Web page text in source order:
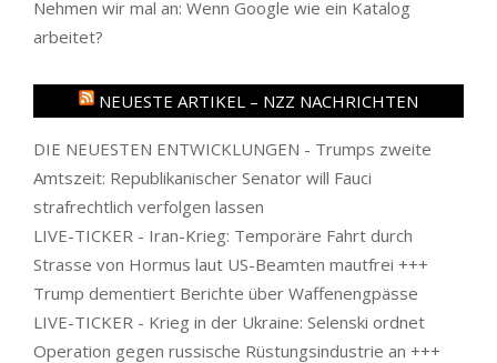
Nehmen wir mal an: Wenn Google wie ein Katalog
arbeitet?
NEUESTE ARTIKEL – NZZ NACHRICHTEN
DIE NEUESTEN ENTWICKLUNGEN - Trumps zweite
Amtszeit: Republikanischer Senator will Fauci
strafrechtlich verfolgen lassen
LIVE-TICKER - Iran-Krieg: Temporäre Fahrt durch
Strasse von Hormus laut US-Beamten mautfrei +++
Trump dementiert Berichte über Waffenengpässe
LIVE-TICKER - Krieg in der Ukraine: Selenski ordnet
Operation gegen russische Rüstungsindustrie an +++